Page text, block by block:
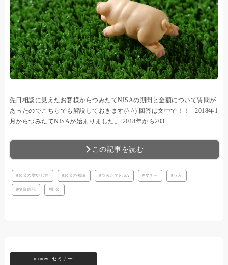
先日相談に見えたお客様からつみたてNISAの期間と金額について質問が
あったのでこちらでも解説しておきます(^ ^) 回答は文中で！！ 2018年1
月からつみたてNISAが始まりました。 2018年から203 ...
この記事を読む
お金の増やし方 お金の知識 つみたてNISA マネー 収入
投資信託 貯金
money, セミナー